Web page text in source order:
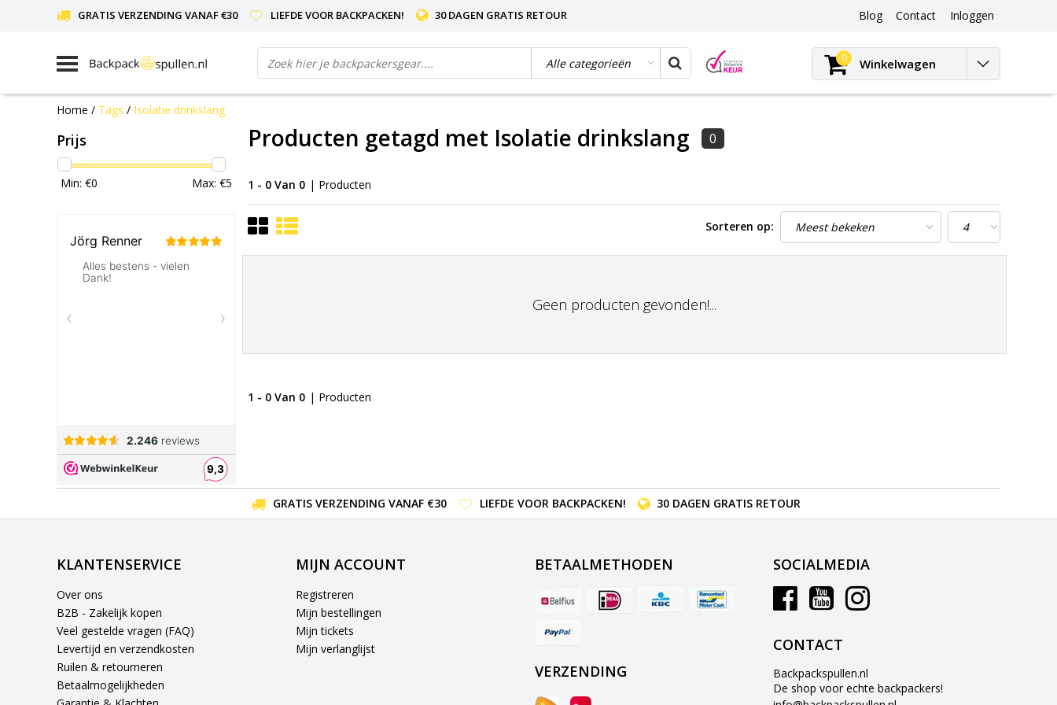
GRATIS VERZENDING VANAF €30 LIEFDE VOOR BACKPACKEN! 30 DAGEN GRATIS RETOUR Blog
Blog
Contact Inloggen
0 Winkelwagen
Home / Tags / Isolatie drinkslang
Prijs
Min: €0 Max: €5
Producten getagd met Isolatie drinkslang 0
1 - 0 Van 0 | Producten
Sorteren op:
Geen producten gevonden!...
1 - 0 Van 0 | Producten
GRATIS VERZENDING VANAF €30 LIEFDE VOOR BACKPACKEN! 30 DAGEN GRATIS RETOUR
KLANTENSERVICE
Over ons
B2B - Zakelijk kopen
Veel gestelde vragen (FAQ)
Levertijd en verzendkosten
Ruilen & retourneren
Betaalmogelijkheden
MIJN ACCOUNT
Registreren
Mijn bestellingen
Mijn tickets
Mijn verlanglijst
BETAALMETHODEN
VERZENDING
SOCIALMEDIA
CONTACT
Backpackspullen.nl
De shop voor echte backpackers!